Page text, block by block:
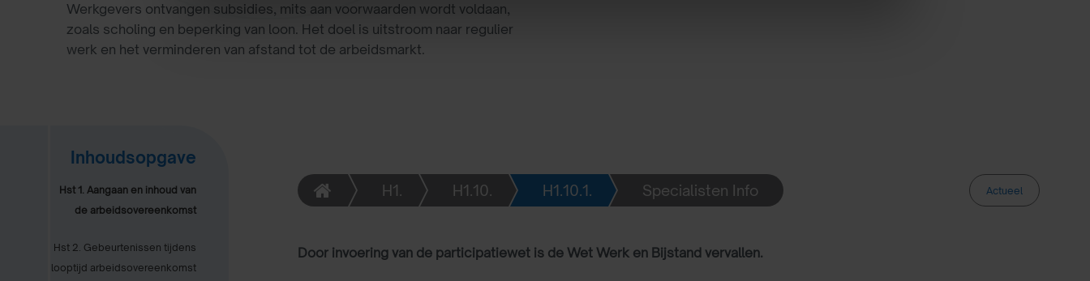
Werkgevers ontvangen subsidies, mits aan voorwaarden wordt voldaan,
zoals scholing en beperking van loon. Het doel is uitstroom naar regulier
werk en het verminderen van afstand tot de arbeidsmarkt.
Inhoudsopgave
Hst 1. Aangaan en inhoud van
de arbeidsovereenkomst
Hst 2. Gebeurtenissen tijdens
looptijd arbeidsovereenkomst
H1. H1.10. H1.10.1. Specialisten Info Actueel
Door invoering van de participatiewet is de Wet Werk en Bijstand vervallen.